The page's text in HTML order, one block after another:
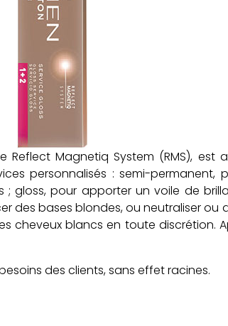
Magnetiq System (RMS), est
personnalisés : semi-permanent,
; gloss, pour apporter un voile de
des bases blondes, ou neutraliser ou
cheveux blancs en toute discrétion.
des clients, sans effet racines.